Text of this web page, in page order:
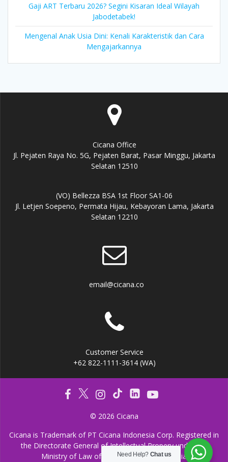
Gaji ART Terbaru 2026? Segini Kisaran Ideal Wilayah
Jabodetabek!
Mengenal Anak Usia Dini: Kenali Karakteristik dan Cara
Mengajarkannya
Cicana Office
Jl. Pejaten Raya No. 5G, Pejaten Barat, Pasar Minggu, Jakarta
Selatan 12510
(VO) Bellezza BSA 1st Floor SA1-06
Jl. Letjen Soepeno, Permata Hijau, Kebayoran Lama, Jakarta
Selatan 12210
email@cicana.co
Customer Service
+62 822-1111-3614 (WA)
© 2026 Cicana
Cicana is Trademark of PT Cicana Indonesia Corp. Registered in
the Directorate General of Intellectual Propery under the
Ministry of Law of the Republic of Indonesia
Need Help? Chat us